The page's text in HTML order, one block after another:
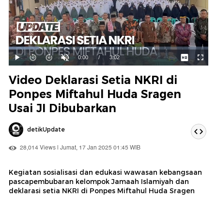
Mainkan
Suara
Hidup
Waktu
0:00 / Durasi
3:02
Dimuat:
15.13%
Video Deklarasi Setia NKRI di
Ponpes Miftahul Huda Sragen
Usai JI Dibubarkan
detikUpdate
28,014 Views | Jumat, 17 Jan 2025 01:45 WIB
Kegiatan sosialisasi dan edukasi wawasan kebangsaan
pascapembubaran kelompok Jamaah Islamiyah dan
deklarasi setia NKRI di Ponpes Miftahul Huda Sragen